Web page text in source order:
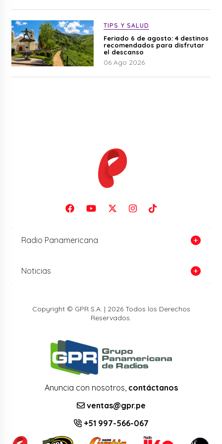
TIPS Y SALUD
Feriado 6 de agosto: 4 destinos
recomendados para disfrutar
el descanso
06 Ago 2026
Radio Panamericana
Noticias
Copyright © GPR S.A. | 2026 Todos los Derechos
Reservados.
Anuncia con nosotros, contáctanos
ventas@gpr.pe
+51 997-566-067